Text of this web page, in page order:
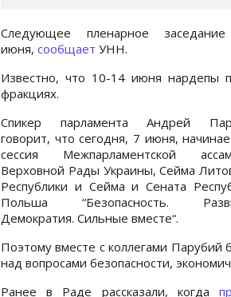
Следующее пленарное
июня, сообщает УНН.
Известно, что 10-14 июня нардепы
фракциях.
Спикер парламента Андрей
говорит, что сегодня, 7 июня,
сессия Межпарламентской
Верховной Рады Украины, Сейма
Республики и Сейма и Сената
Польша “Безопасность.
Демократия. Сильные вместе“.
Поэтому вместе с коллегами
над вопросами безопасности,
Ранее в Раде рассказали, когда